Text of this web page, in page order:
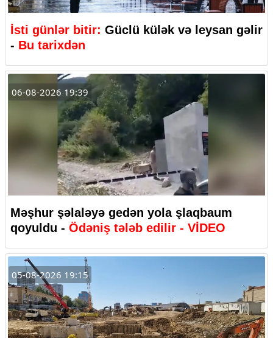
İsti günlər bitir: Güclü külək və leysan gəlir
- Bu tarixdən
06-08-2026 19:39
Məşhur şəlaləyə gedən yola şlaqbaum
qoyuldu - Ödəniş tələb edilir - VİDEO
05-08-2026 19:15